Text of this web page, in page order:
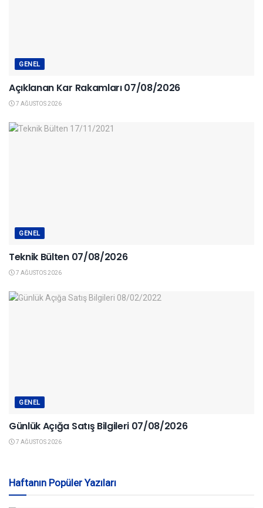
GENEL
Açıklanan Kar Rakamları 07/08/2026
7 AĞUSTOS 2026
GENEL
Teknik Bülten 07/08/2026
7 AĞUSTOS 2026
GENEL
Günlük Açığa Satış Bilgileri 07/08/2026
7 AĞUSTOS 2026
Haftanın Popüler Yazıları